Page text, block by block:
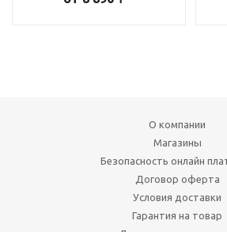
О компании
Магазины
Безопасность онлайн
Договор оферта
Условия доставки
Гарантия на товар